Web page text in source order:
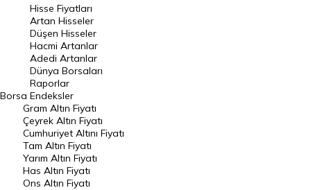
En Çok Düşen Hisseler
Hacmi Artanlar
Geçmiş Kapanışlar
Dünya Borsaları
Raporlar
Endeksler
DÖVİZ
Döviz Kuru
Borsa
Hisse Fiyatları
Artan Hisseler
Düşen Hisseler
Hacmi Artanlar
Adedi Artanlar
Dünya Borsaları
Raporlar
Endeksler
Gram Altın Fiyatı
Çeyrek Altın Fiyatı
Cumhuriyet Altını Fiyatı
Tam Altın Fiyatı
Yarım Altın Fiyatı
Has Altın Fiyatı
Ons Altın Fiyatı